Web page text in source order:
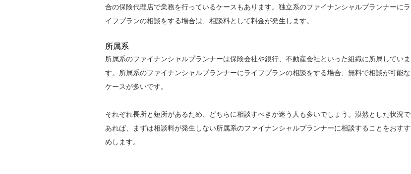
合の保険代理店で業務を行っているケースもあります。独立系のファイナンシャルプランナーにラ
イフプランの相談をする場合は、相談料として料金が発生します。
所属系
所属系のファイナンシャルプランナーは保険会社や銀行、不動産会社といった組織に所属していま
す。所属系のファイナンシャルプランナーにライフプランの相談をする場合、無料で相談が可能な
ケースが多いです。
それぞれ長所と短所があるため、どちらに相談すべきか迷う人も多いでしょう。漠然とした状況で
あれば、まずは相談料が発生しない所属系のファイナンシャルプランナーに相談することをおすす
めします。